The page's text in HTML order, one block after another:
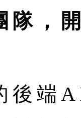
隊，
後端